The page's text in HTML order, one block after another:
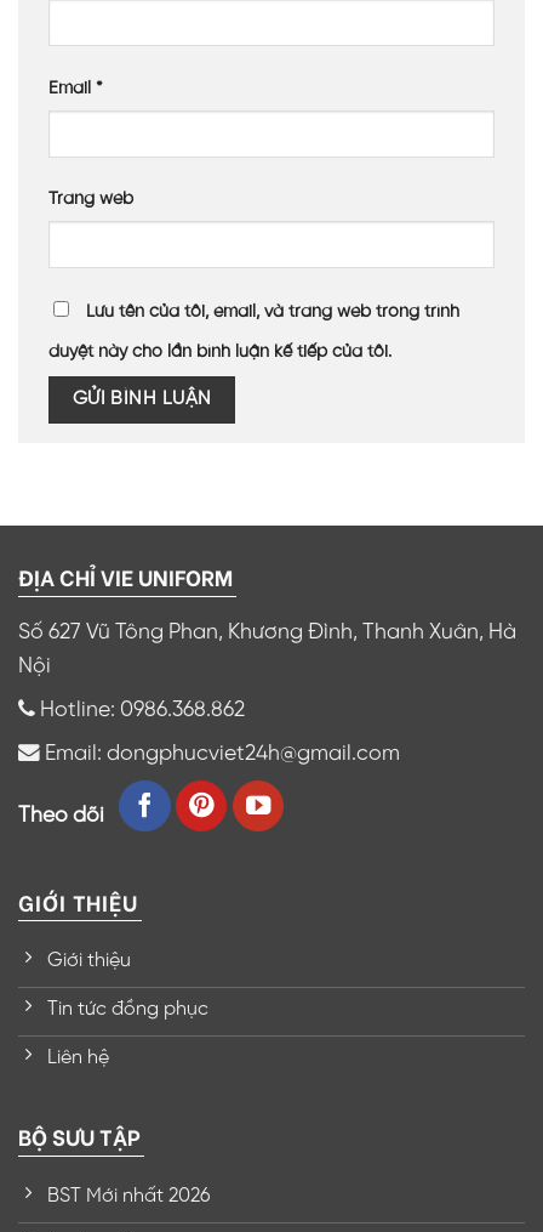
Email *
Trang web
Lưu tên của tôi, email, và trang web trong trình
duyệt này cho lần bình luận kế tiếp của tôi.
ĐỊA CHỈ VIE UNIFORM
Số 627 Vũ Tông Phan, Khương Đình, Thanh Xuân, Hà
Nội
Hotline: 0986.368.862
Email: dongphucviet24h@gmail.com
Theo dõi
GIỚI THIỆU
Giới thiệu
Tin tức đồng phục
Liên hệ
BỘ SƯU TẬP
BST Mới nhất 2026